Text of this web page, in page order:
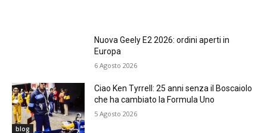
Nuova Geely E2 2026: ordini aperti in
Europa
6 Agosto 2026
blog
Ciao Ken Tyrrell: 25 anni senza il Boscaiolo
che ha cambiato la Formula Uno
5 Agosto 2026